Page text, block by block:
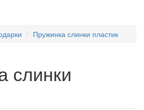
Пружинка слинки пластик
слинки